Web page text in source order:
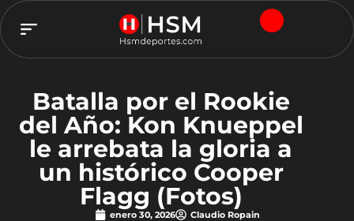
Batalla por el Rookie
del Año: Kon Knueppel
le arrebata la gloria a
un histórico Cooper
Flagg (Fotos)
enero 30, 2026 Claudio Ropain